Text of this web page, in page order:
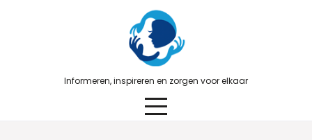
Informeren, inspireren en zorgen voor elkaar